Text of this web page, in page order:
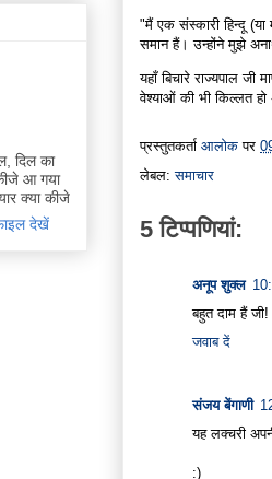
"मैं एक संस्कारी हिन्दू (या
समान हैं। उन्होंने मुझे
यहाँ बिचारे राज्यपाल
वेश्याओं की भी किल्लत हो
प्रस्तुतकर्ता आलोक पर
लेबल:समाचार
5 टिप्‍पणियां:
अनूप शुक्ल
बहुत दाम हैं जी!
जवाब दें
संजय बेंगाणी
यह लक्चरी
:)
दिल का
आ गया
क्या कीजे
देखें